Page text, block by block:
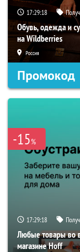
17:29:17
Обувь, одежда и
на Wildberries
Россия
Промокод
-15%
17:29:17
Любые товары во
магазине Hoff